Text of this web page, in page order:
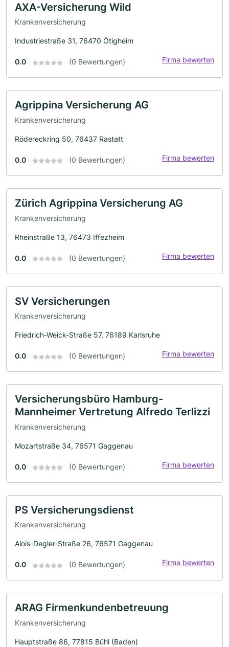
AXA-Versicherung Wild
Krankenversicherung
Industriestraße 31, 76470 Ötigheim
0.0 (0 Bewertungen) Firma bewerten
Agrippina Versicherung AG
Krankenversicherung
Rödereckring 50, 76437 Rastatt
0.0 (0 Bewertungen) Firma bewerten
Zürich Agrippina Versicherung AG
Krankenversicherung
Rheinstraße 13, 76473 Iffezheim
0.0 (0 Bewertungen) Firma bewerten
SV Versicherungen
Krankenversicherung
Friedrich-Weick-Straße 57, 76189 Karlsruhe
0.0 (0 Bewertungen) Firma bewerten
Versicherungsbüro Hamburg-
Mannheimer Vertretung Alfredo Terlizzi
Krankenversicherung
Mozartstraße 34, 76571 Gaggenau
0.0 (0 Bewertungen) Firma bewerten
PS Versicherungsdienst
Krankenversicherung
Alois-Degler-Straße 26, 76571 Gaggenau
0.0 (0 Bewertungen) Firma bewerten
ARAG Firmenkundenbetreuung
Krankenversicherung
Hauptstraße 86, 77815 Bühl (Baden)